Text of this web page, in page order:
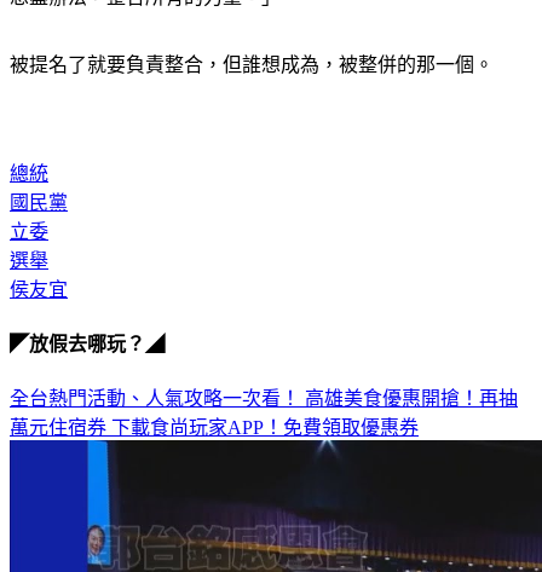
被提名了就要負責整合，但誰想成為，被整併的那一個。
總統
國民黨
立委
選舉
侯友宜
◤放假去哪玩？◢
全台熱門活動、人氣攻略一次看！ 高雄美食優惠開搶！再抽
萬元住宿券 下載食尚玩家APP！免費領取優惠券